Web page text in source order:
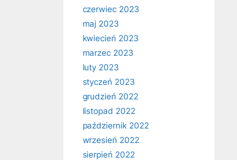
czerwiec 2023
maj 2023
kwiecień 2023
marzec 2023
luty 2023
styczeń 2023
grudzień 2022
listopad 2022
październik 2022
wrzesień 2022
sierpień 2022